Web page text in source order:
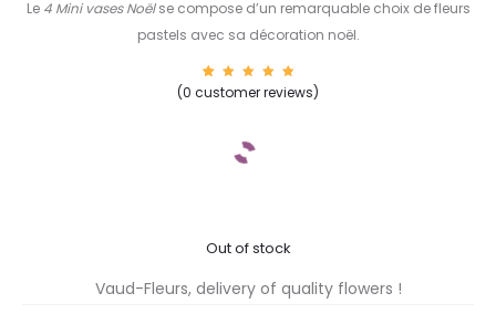
Le 4 Mini vases Noëlse compose d’un remarquable choix de fleurs
pastels avec sa décoration noël.
Rated
5.00
on
1
custom
er
(0 customer reviews)
Out of stock
Vaud-Fleurs, delivery of quality flowers !